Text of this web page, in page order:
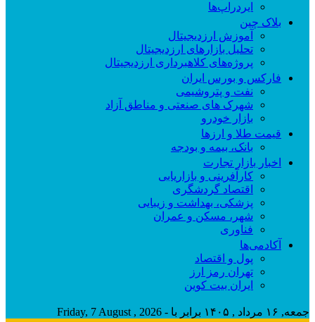
ایردراپ‌ها
بلاک چین
آموزش ارزدیجیتال
تحلیل بازارهای ارزدیجیتال
پروژه‌های کلاهبرداری ارزدیجیتال
فارکس و بورس ایران
نفت و پتروشیمی
شهرک های صنعتی و مناطق آزاد
بازار خودرو
قیمت طلا و ارزها
بانک، بیمه و بودجه
اخبار بازار تجارت
کارآفرینی و بازاریابی
اقتصاد گردشگری
پزشکی، بهداشت و زیبایی
شهر، مسکن و عمران
فناوری
آکادمی‌ها
پول و اقتصاد
تهران رمز ارز
ایران بیت کوین
جمعه, ۱۶ مرداد , ۱۴۰۵ برابر با - Friday, 7 August , 2026